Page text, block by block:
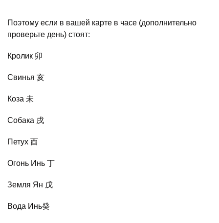
Поэтому если в вашей карте в часе (дополнительно
проверьте день) стоят:
Кролик 卯
Свинья 亥
Коза 未
Собака 戌
Петух 酉
Огонь Инь 丁
Земля Ян 戊
Вода Инь癸